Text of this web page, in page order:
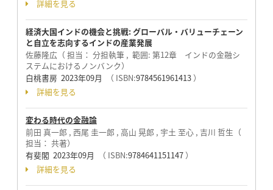
詳細を見る
経済大国インドの機会と挑戦: グローバル・バリューチェーン
と自立を志向するインドの産業発展
佐藤隆広（ 担当： 分担執筆 , 範囲: 第12章 インドの金融シ
ステムにおけるノンバンク）
白桃書房 2023年09月
（ ISBN:9784561961413）
詳細を見る
変わる時代の金融論
前田 真一郎 , 西尾 圭一郎 , 高山 晃郎 , 宇土 至心 , 吉川 哲生（
担当： 共著）
有斐閣 2023年09月
（ ISBN:9784641151147）
詳細を見る